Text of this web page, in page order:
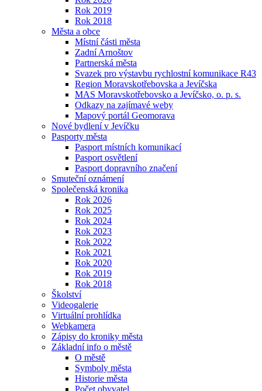
Rok 2019
Rok 2018
Města a obce
Místní části města
Zadní Arnoštov
Partnerská města
Svazek pro výstavbu rychlostní komunikace R43
Region Moravskotřebovska a Jevíčska
MAS Moravskotřebovsko a Jevíčsko, o. p. s.
Odkazy na zajímavé weby
Mapový portál Geomorava
Nové bydlení v Jevíčku
Pasporty města
Pasport místních komunikací
Pasport osvětlení
Pasport dopravního značení
Smuteční oznámení
Společenská kronika
Rok 2026
Rok 2025
Rok 2024
Rok 2023
Rok 2022
Rok 2021
Rok 2020
Rok 2019
Rok 2018
Školství
Videogalerie
Virtuální prohlídka
Webkamera
Zápisy do kroniky města
Základní info o městě
O městě
Symboly města
Historie města
Počet obyvatel